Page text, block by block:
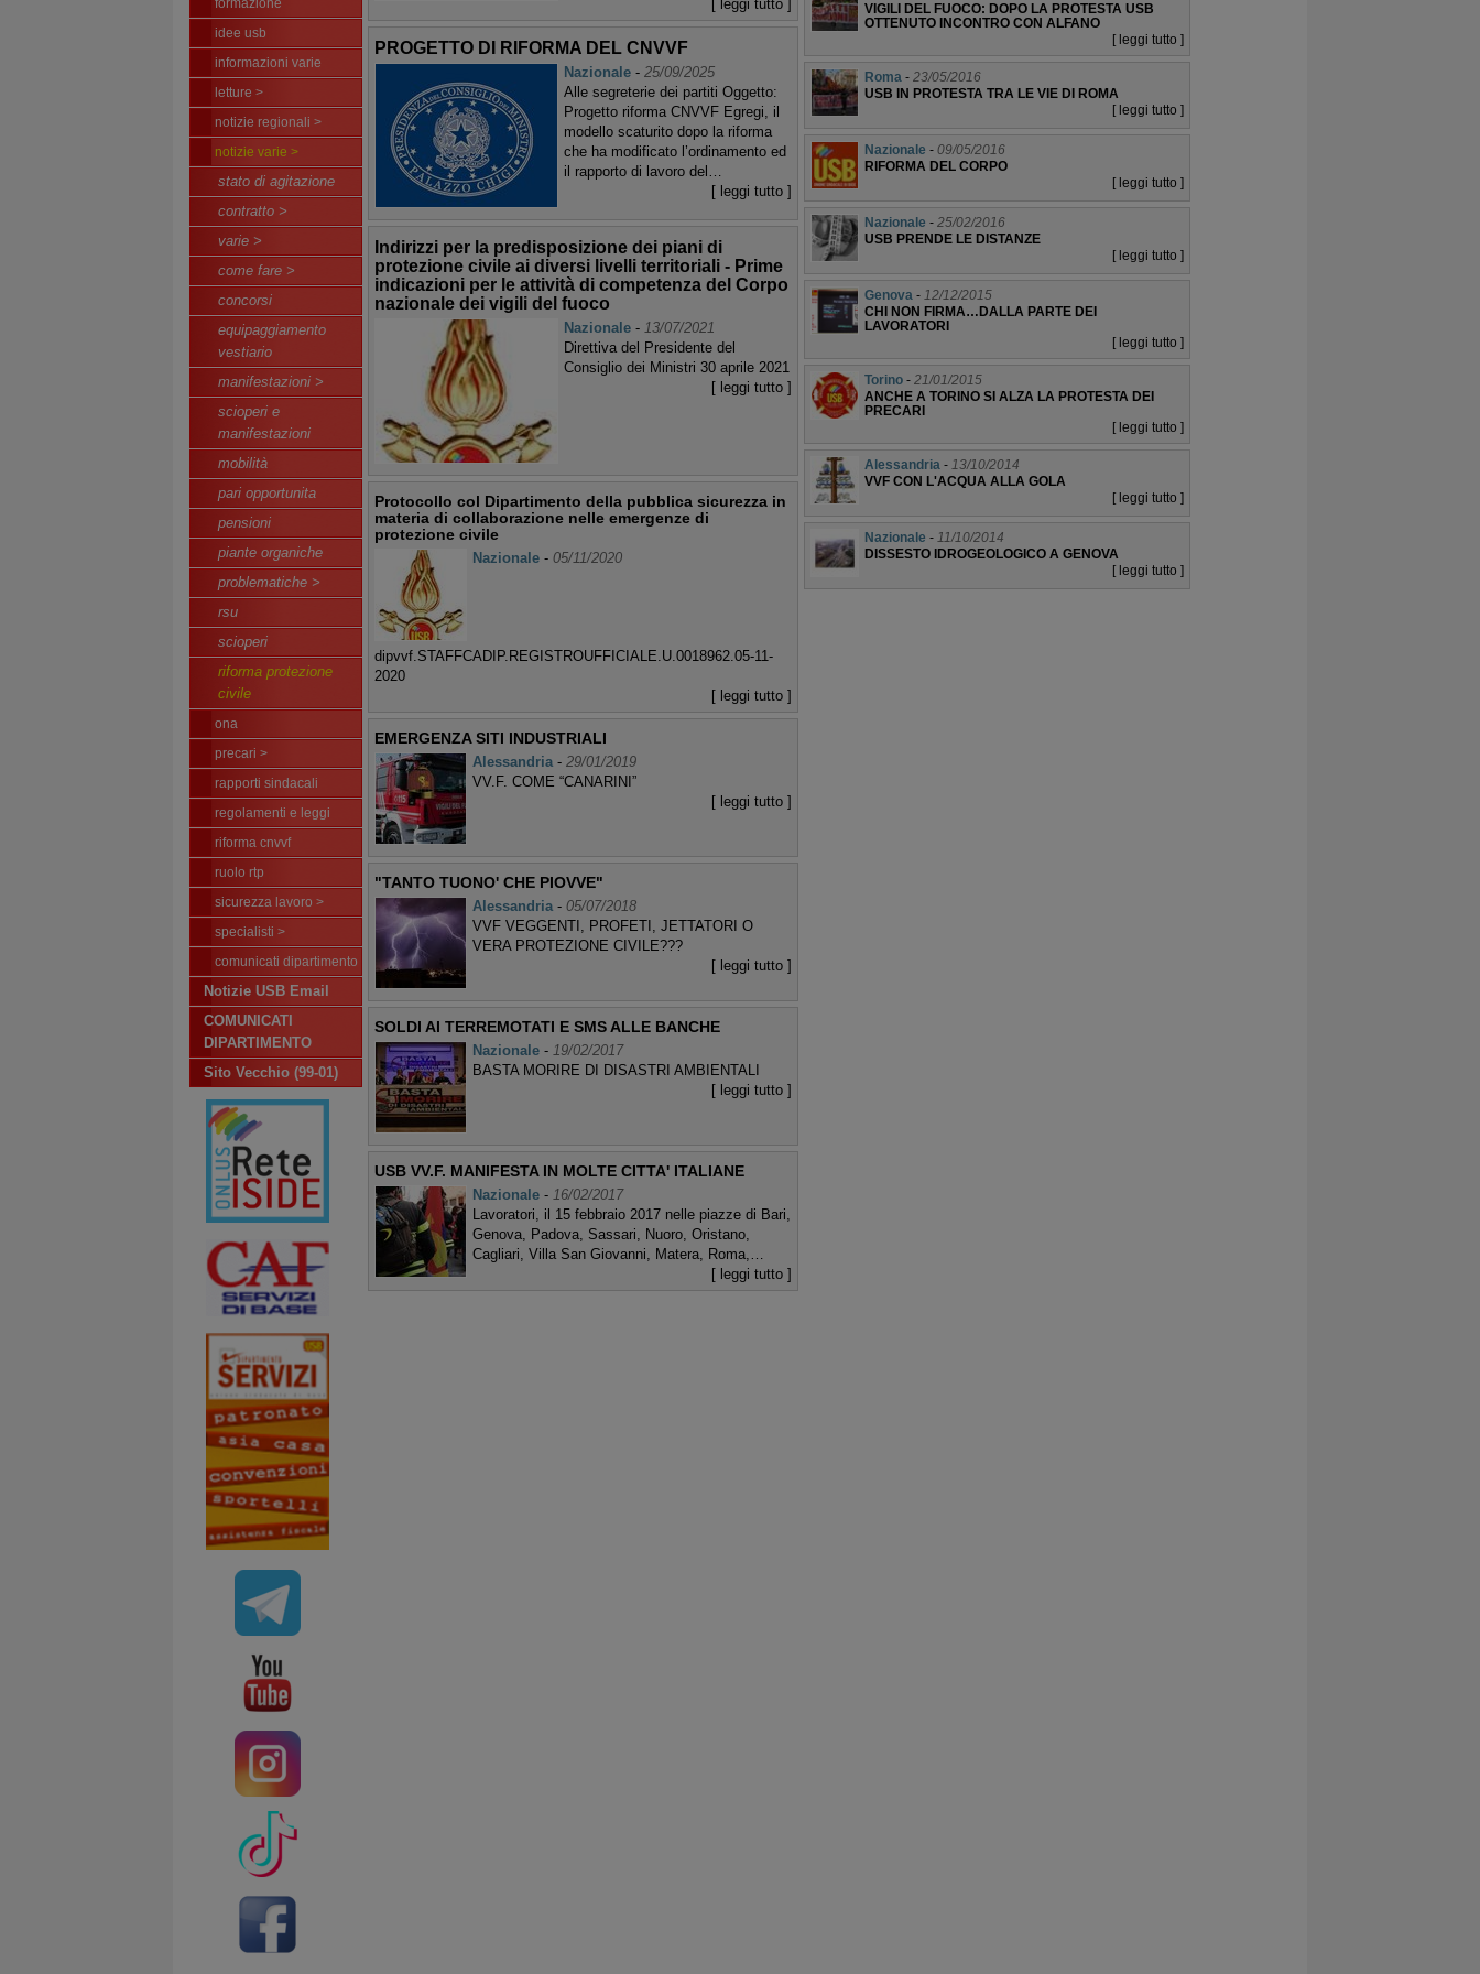
formazione
idee usb
informazioni varie
letture >
notizie regionali >
notizie varie >
stato di agitazione
contratto >
varie >
come fare >
concorsi
equipaggiamento
vestiario
manifestazioni >
scioperi e
manifestazioni
mobilità
pari opportunita
pensioni
piante organiche
problematiche >
rsu
scioperi
riforma protezione
civile
ona
precari >
rapporti sindacali
regolamenti e leggi
riforma cnvvf
ruolo rtp
sicurezza lavoro >
specialisti >
comunicati dipartimento
Notizie USB Email
COMUNICATI
DIPARTIMENTO
Sito Vecchio (99-01)
[ leggi tutto ]
PROGETTO DI RIFORMA DEL CNVVF
Nazionale- 25/09/2025
Alle segreterie dei partiti Oggetto:
Progetto riforma CNVVF Egregi, il
modello scaturito dopo la riforma
che ha modificato l’ordinamento ed
il rapporto di lavoro del…
[ leggi tutto ]
Indirizzi per la predisposizione dei piani di
protezione civile ai diversi livelli territoriali - Prime
indicazioni per le attività di competenza del Corpo
nazionale dei vigili del fuoco
Nazionale- 13/07/2021
Direttiva del Presidente del
Consiglio dei Ministri 30 aprile 2021
[ leggi tutto ]
Protocollo col Dipartimento della pubblica sicurezza in
materia di collaborazione nelle emergenze di
protezione civile
Nazionale- 05/11/2020
dipvvf.STAFFCADIP.REGISTROUFFICIALE.U.0018962.05-11-
2020
[ leggi tutto ]
EMERGENZA SITI INDUSTRIALI
Alessandria- 29/01/2019
VV.F. COME “CANARINI”
[ leggi tutto ]
"TANTO TUONO' CHE PIOVVE"
Alessandria- 05/07/2018
VVF VEGGENTI, PROFETI, JETTATORI O
VERA PROTEZIONE CIVILE???
[ leggi tutto ]
SOLDI AI TERREMOTATI E SMS ALLE BANCHE
Nazionale- 19/02/2017
BASTA MORIRE DI DISASTRI AMBIENTALI
[ leggi tutto ]
USB VV.F. MANIFESTA IN MOLTE CITTA' ITALIANE
Nazionale- 16/02/2017
Lavoratori, il 15 febbraio 2017 nelle piazze di Bari,
Genova, Padova, Sassari, Nuoro, Oristano,
Cagliari, Villa San Giovanni, Matera, Roma,…
[ leggi tutto ]
VIGILI DEL FUOCO: DOPO LA PROTESTA USB
OTTENUTO INCONTRO CON ALFANO
[ leggi tutto ]
Roma- 23/05/2016
USB IN PROTESTA TRA LE VIE DI ROMA
[ leggi tutto ]
Nazionale - 09/05/2016
RIFORMA DEL CORPO
[ leggi tutto ]
Nazionale - 25/02/2016
USB PRENDE LE DISTANZE
[ leggi tutto ]
Genova- 12/12/2015
CHI NON FIRMA…DALLA PARTE DEI
LAVORATORI
[ leggi tutto ]
Torino- 21/01/2015
ANCHE A TORINO SI ALZA LA PROTESTA DEI
PRECARI
[ leggi tutto ]
Alessandria- 13/10/2014
VVF CON L'ACQUA ALLA GOLA
[ leggi tutto ]
Nazionale - 11/10/2014
DISSESTO IDROGEOLOGICO A GENOVA
[ leggi tutto ]